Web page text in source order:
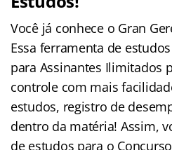
Você já conhece o Gran
Essa ferramenta de
para Assinantes Ilimitados
controle com mais
estudos, registro de
dentro da matéria! Assim,
de estudos para o